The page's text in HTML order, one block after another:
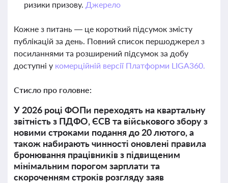
ризики призову. Джерело
Кожне з питань — це короткий підсумок змісту
публікацій за день. Повний список першоджерел з
посиланнями та розширений підсумок за добу
доступні у комерційній версії Платформи LIGA360.
Стисло про головне:
У 2026 році ФОПи переходять на квартальну
звітність з ПДФО, ЄСВ та військового збору з
новими строками подання до 20 лютого, а
також набирають чинності оновлені правила
бронювання працівників з підвищеним
мінімальним порогом зарплати та
скороченням строків розгляду заяв